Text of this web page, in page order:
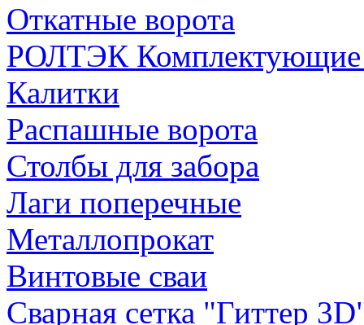
Откатные ворота
РОЛТЭК Комплектующие
Калитки
Распашные ворота
Столбы для забора
Лаги поперечные
Металлопрокат
Винтовые сваи
Сварная сетка "Гиттер